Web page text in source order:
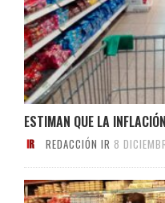
ESTIMAN QUE LA
REDACCIÓN IR 8